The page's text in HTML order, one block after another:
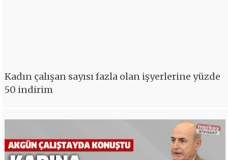
Kadın çalışan sayısı fazla olan işyerlerine yüzde
50 indirim